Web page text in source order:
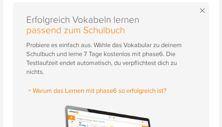
×
Erfolgreich Vokabeln lernen
passend zum Schulbuch
Probiere es einfach aus. Wähle das Vokabular zu deinem
Schulbuch und lerne 7 Tage kostenlos mit phase6. Die
Testlaufzeit endet automatisch, du verpflichtest dich zu
nichts.
Warum das Lernen mit phase6 so erfolgreich ist?